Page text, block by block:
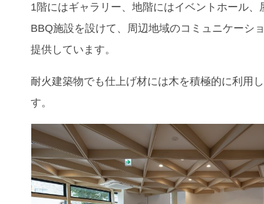
1階にはギャラリー、地階にはイベントホール、
BBQ施設を設けて、周辺地域のコミュニケーシ
提供しています。
耐火建築物でも仕上げ材には木を積極的に利用
す。